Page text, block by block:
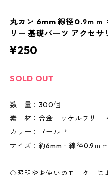
丸カン 6mm 線径0.9ｍｍ
リー 基礎パーツ アクセサ
¥250
SOLD OUT
数 量：300個
素 材：合金ニッケルフリー
カラー：ゴールド
サイズ：約6mm・線径0.9ｍｍ
◇照明やお使いのモニターに